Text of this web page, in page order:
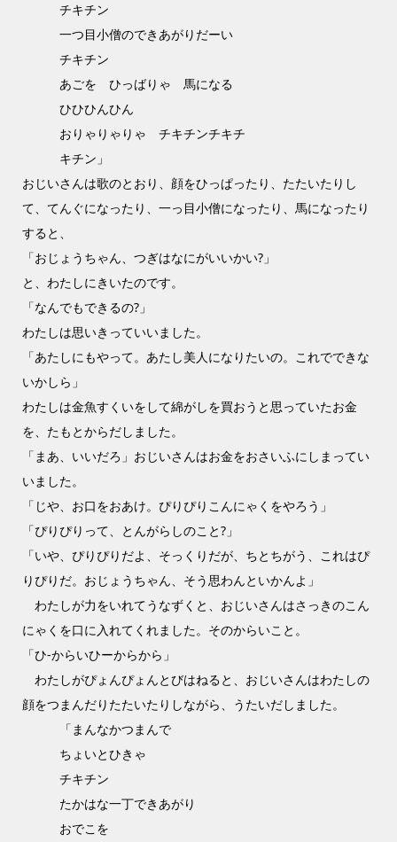
チキチン
一つ目小僧のできあがりだーい
チキチン
あごを ひっばりゃ 馬になる
ひひひんひん
おりゃりゃりゃ チキチンチキチ
キチン」
おじいさんは歌のとおり、顔をひっぱったり、たたいたりし
て、てんぐになったり、一っ目小僧になったり、馬になったり
すると、
「おじょうちゃん、つぎはなにがいいかい?」
と、わたしにきいたのです。
「なんでもできるの?」
わたしは思いきっていいました。
「あたしにもやって。あたし美人になりたいの。これでできな
いかしら」
わたしは金魚すくいをして綿がしを買おうと思っていたお金
を、たもとからだしました。
「まあ、いいだろ」おじいさんはお金をおさいふにしまってい
いました。
「じや、お口をおあけ。ぴりぴりこんにゃくをやろう」
「ぴりぴりって、とんがらしのこと?」
「いや、ぴりぴりだよ、そっくりだが、ちとちがう、これはぴ
りぴりだ。おじょうちゃん、そう思わんといかんよ」
わたしが力をいれてうなずくと、おじいさんはさっきのこん
にゃくを口に入れてくれました。そのからいこと。
「ひ-からいひーからから」
わたしがぴょんぴょんとびはねると、おじいさんはわたしの
顔をつまんだりたたいたりしながら、うたいだしました。
「まんなかつまんで
ちょいとひきゃ
チキチン
たかはな一丁できあがり
おでこを